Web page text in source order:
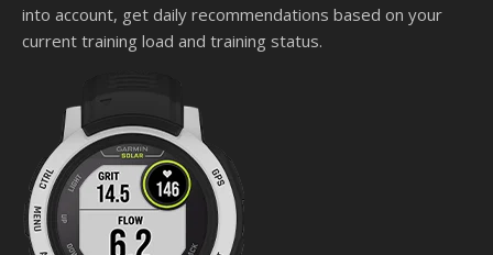
into account, get daily recommendations based on your
current training load and training status.